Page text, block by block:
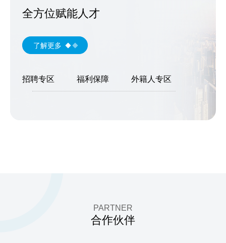
全方位赋能人才
了解更多
招聘专区 福利保障 外籍人专区
PARTNER
合作伙伴